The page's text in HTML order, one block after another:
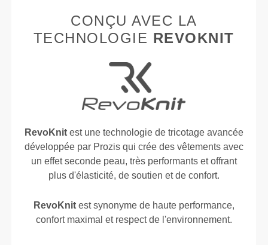
CONÇU AVEC LA
TECHNOLOGIE REVOKNIT
RevoKnitest une technologie de tricotage avancée
développée par Prozis qui crée des vêtements avec
un effet seconde peau, très performants et offrant
plus d'élasticité, de soutien et de confort.
RevoKnitest synonyme de haute performance,
confort maximal et respect de l'environnement.